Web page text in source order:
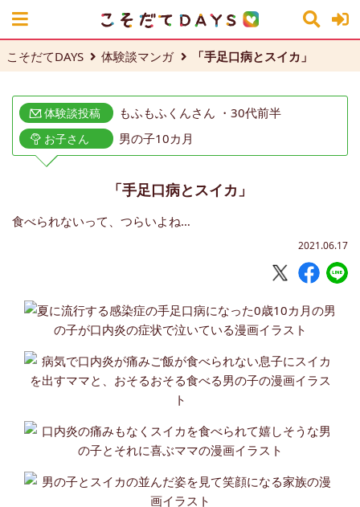
こそだてDAYS 体験談マンガ 「手足口病とスイカ」
体験談投稿 もふもふくんさん ・30代前半
お子さん 男の子10カ月
「手足口病とスイカ」
食べられないって、つらいよね…
2021.06.17